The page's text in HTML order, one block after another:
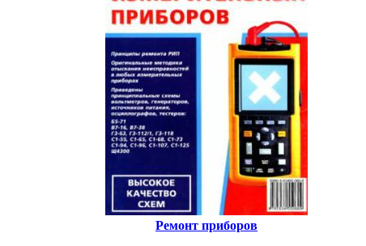
Ремонт приборов